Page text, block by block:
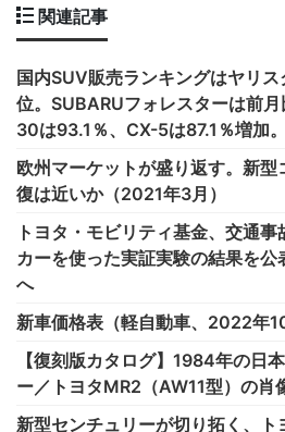
関連記事
国内SUV販売ランキングはヤリ
位。SUBARUフォレスターは前
30は93.1％、CX-5は87.1％増加
欧州マーケットが盛り返す。新
復は近いか（2021年3月）
トヨタ・モビリティ基金、交通
カーを使った実証実験の結果を
へ
新車価格表（軽自動車、2022年
【復刻版カタログ】1984年の日
ー／トヨタMR2（AW11型）の肖
新型センチュリーが切り拓く、ト